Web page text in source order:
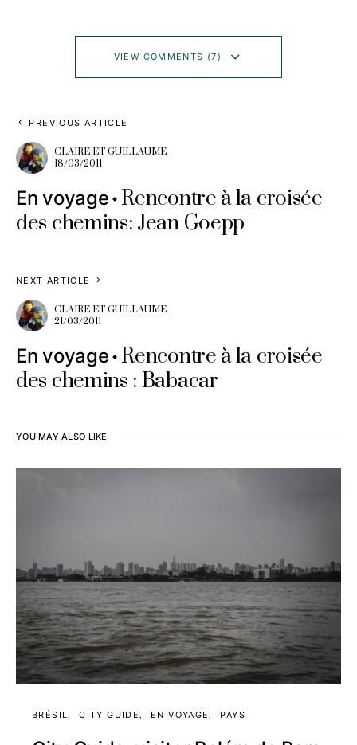
VIEW COMMENTS (7)
PREVIOUS ARTICLE
CLAIRE ET GUILLAUME
18/03/2011
En voyage Rencontre à la croisée
des chemins: Jean Goepp
NEXT ARTICLE
CLAIRE ET GUILLAUME
21/03/2011
En voyage Rencontre à la croisée
des chemins : Babacar
YOU MAY ALSO LIKE
BRÉSIL CITY GUIDE EN VOYAGE PAYS